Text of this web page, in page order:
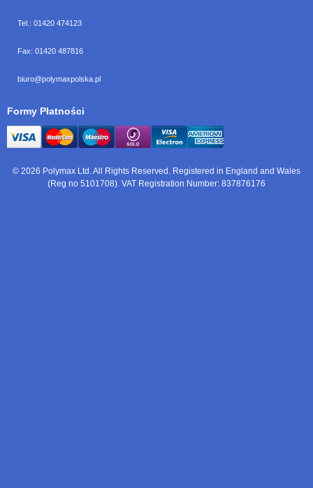
Tel.: 01420 474123
Fax: 01420 487816
biuro@polymaxpolska.pl
Formy Płatności
© 2026 Polymax Ltd. All Rights Reserved. Registered in England and Wales
(Reg no 5101708). VAT Registration Number: 837876176